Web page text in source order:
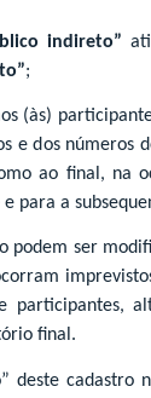
indireto”
;
(às)
e dos números
ao final, na
para a
podem ser
participantes,
final.
deste cadastro